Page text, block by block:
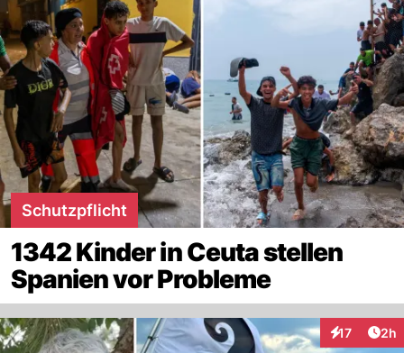
Schutzpflicht
1342 Kinder in Ceuta stellen
Spanien vor Probleme
17 2h